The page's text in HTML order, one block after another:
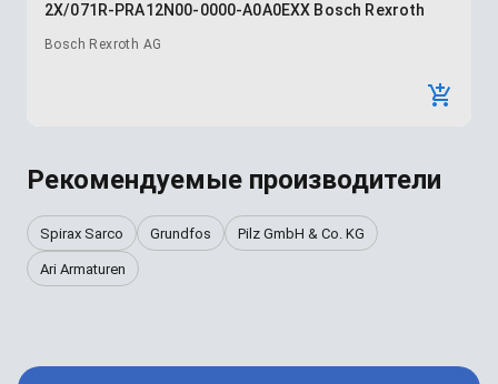
2X/071R-PRA12N00-0000-A0A0EXX Bosch Rexroth
Bosch Rexroth AG
Рекомендуемые производители
Spirax Sarco Grundfos Pilz GmbH & Co. KG
Ari Armaturen